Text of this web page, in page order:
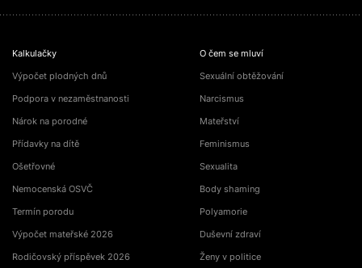
Kalkulačky
Výpočet plodných dnů
Podpora v nezaměstnanosti
Nárok na porodné
Přídavky na dítě
Ošetřovné
Nemocenská OSVČ
Termín porodu
Výpočet mateřské 2026
Rodičovský příspěvek 2026
O čem se mluví
Sexuální obtěžování
Narcismus
Mateřství
Feminismus
Sexualita
Body shaming
Polyamorie
Duševní zdraví
Ženy v politice